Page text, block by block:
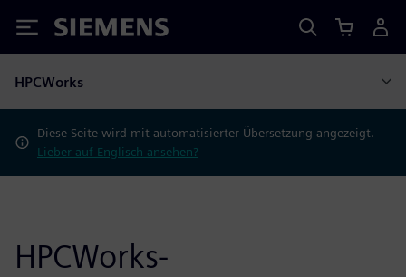
Siemens
HPCWorks
Diese Seite wird mit automatisierter Übersetzung angezeigt.
Lieber auf Englisch ansehen?
HPCWorks-